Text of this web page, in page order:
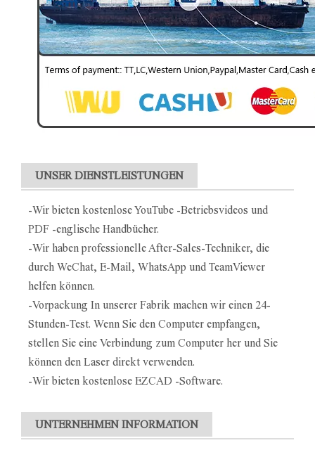
UNSER DIENSTLEISTUNGEN
-Wir bieten kostenlose YouTube -Betriebsvideos und
PDF -englische Handbücher.
-Wir haben professionelle After-Sales-Techniker, die
durch WeChat, E-Mail, WhatsApp und TeamViewer
helfen können.
-Vorpackung In unserer Fabrik machen wir einen 24-
Stunden-Test. Wenn Sie den Computer empfangen,
stellen Sie eine Verbindung zum Computer her und Sie
können den Laser direkt verwenden.
-Wir bieten kostenlose EZCAD -Software.
UNTERNEHMEN INFORMATION